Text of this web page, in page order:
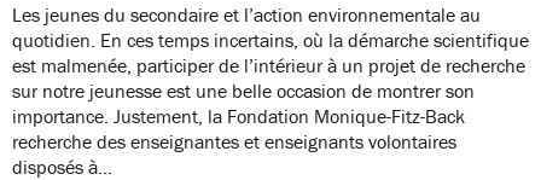
Les jeunes du secondaire et l’action environnementale au
quotidien. En ces temps incertains, où la démarche scientifique
est malmenée, participer de l’intérieur à un projet de recherche
sur notre jeunesse est une belle occasion de montrer son
importance. Justement, la Fondation Monique-Fitz-Back
recherche des enseignantes et enseignants volontaires
disposés à…